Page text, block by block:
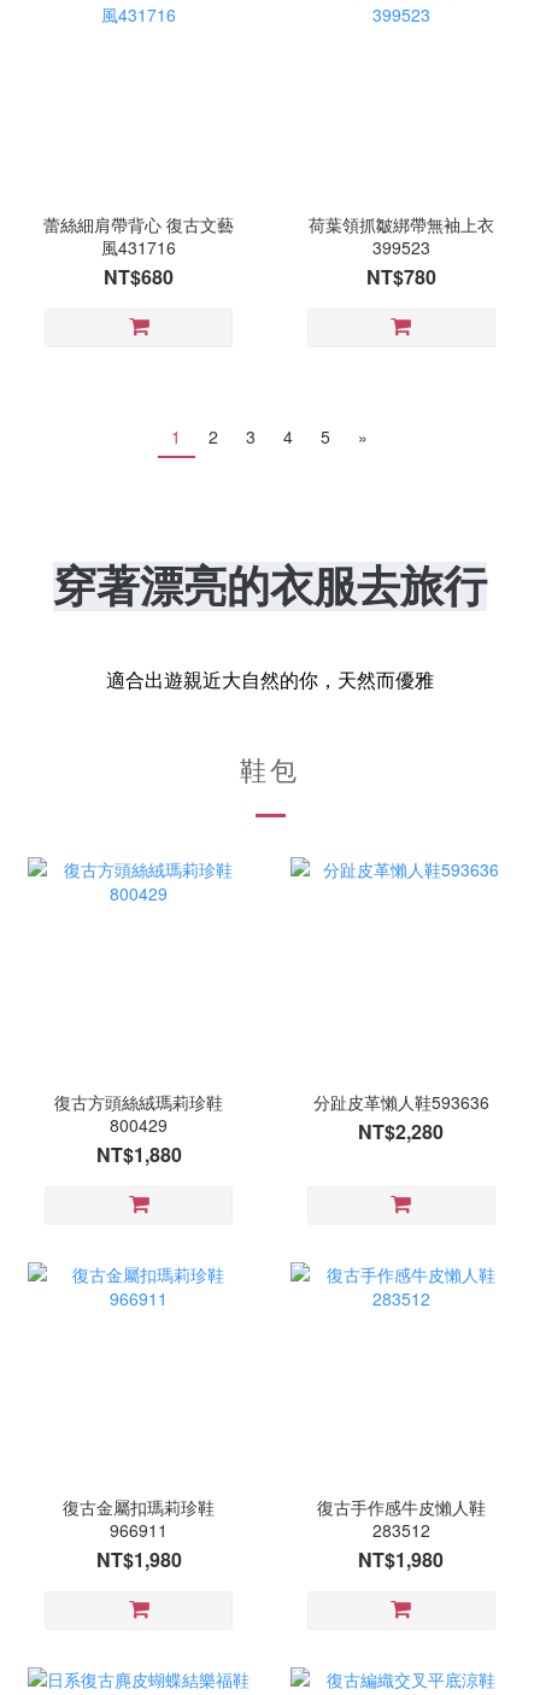
蕾絲細肩帶背心 復古文藝
風431716
NT$680
荷葉領抓皺綁帶無袖上衣
399523
NT$780
1 2 3 4 5 »
穿著漂亮的衣服去旅行
適合出遊親近大自然的你，天然而優雅
鞋包
復古方頭絲絨瑪莉珍鞋
800429
NT$1,880
分趾皮革懶人鞋593636
NT$2,280
復古金屬扣瑪莉珍鞋
966911
NT$1,980
復古手作感牛皮懶人鞋
283512
NT$1,980